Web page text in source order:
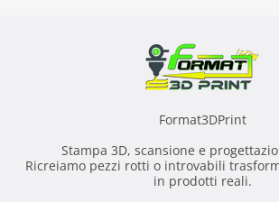
Format3DPrint
Stampa 3D, scansione e
Ricreiamo pezzi rotti o introvabili
in prodotti reali.